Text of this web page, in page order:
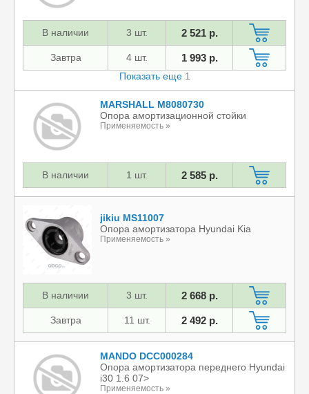
В наличии 3 шт. 2 521 р.
Завтра 4 шт. 1 993 р.
Показать еще 1
MARSHALL M8080730
Опора амортизационной стойки
Применяемость »
В наличии 1 шт. 2 585 р.
jikiu MS11007
Опора амортизатора Hyundai Kia
Применяемость »
В наличии 3 шт. 2 668 р.
Завтра 11 шт. 2 492 р.
MANDO DCC000284
Опора амортизатора переднего Hyundai
i30 1.6 07>
Применяемость »